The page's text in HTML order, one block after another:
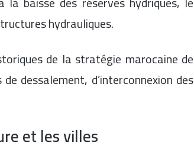
hydrauliques.
de la stratégie marocaine de
dessalement, d’interconnexion des
et les villes